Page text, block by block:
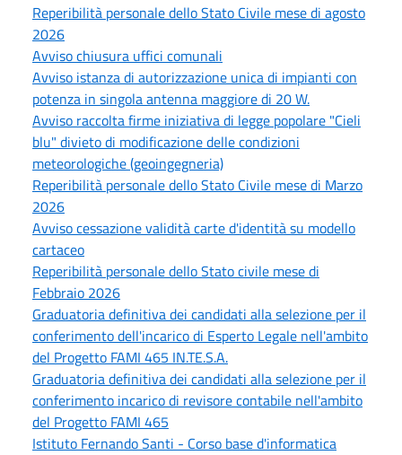
Reperibilità personale dello Stato Civile mese di agosto
2026
Avviso chiusura uffici comunali
Avviso istanza di autorizzazione unica di impianti con
potenza in singola antenna maggiore di 20 W.
Avviso raccolta firme iniziativa di legge popolare "Cieli
blu" divieto di modificazione delle condizioni
meteorologiche (geoingegneria)
Reperibilità personale dello Stato Civile mese di Marzo
2026
Avviso cessazione validità carte d'identità su modello
cartaceo
Reperibilità personale dello Stato civile mese di
Febbraio 2026
Graduatoria definitiva dei candidati alla selezione per il
conferimento dell'incarico di Esperto Legale nell'ambito
del Progetto FAMI 465 IN.TE.S.A.
Graduatoria definitiva dei candidati alla selezione per il
conferimento incarico di revisore contabile nell'ambito
del Progetto FAMI 465
Istituto Fernando Santi - Corso base d'informatica